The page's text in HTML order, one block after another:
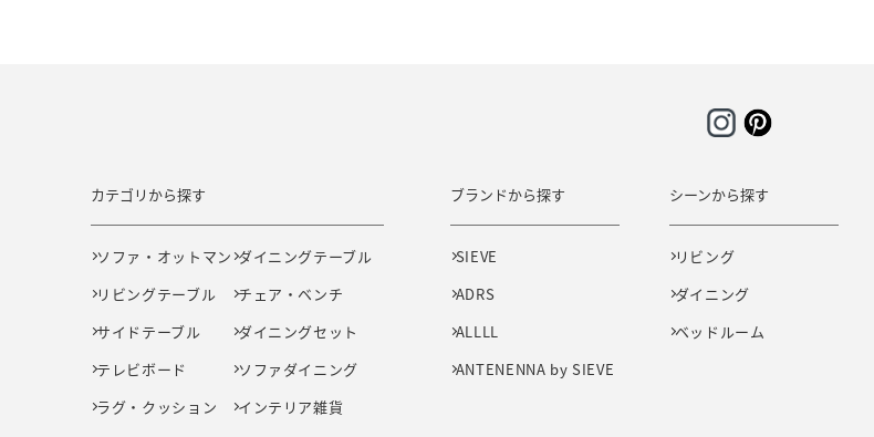
カテゴリから探す
ソファ・オットマン
リビングテーブル
サイドテーブル
テレビボード
ラグ・クッション
ダイニングテーブル
チェア・ベンチ
ダイニングセット
ソファダイニング
インテリア雑貨
ブランドから探す
SIEVE
ADRS
ALLLL
ANTENENNA by SIEVE
シーンから探す
リビング
ダイニング
ベッドルーム